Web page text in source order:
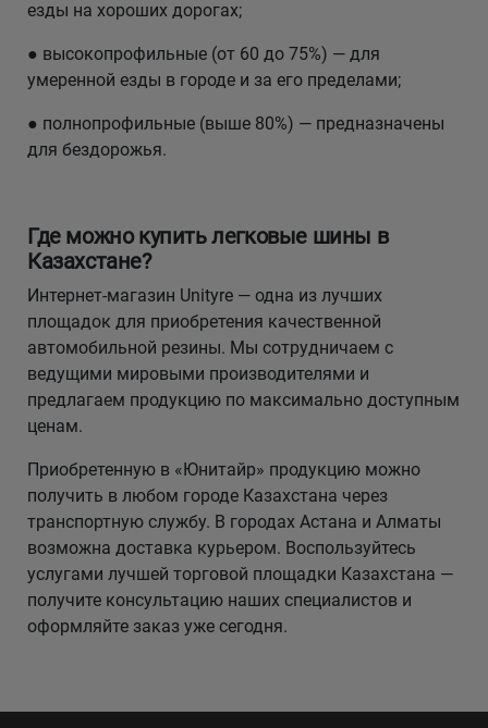
езды на хороших дорогах;
● высокопрофильные (от 60 до 75%) — для
умеренной езды в городе и за его пределами;
● полнопрофильные (выше 80%) — предназначены
для бездорожья.
Где можно купить легковые шины в
Казахстане?
Интернет-магазин Unityre — одна из лучших
площадок для приобретения качественной
автомобильной резины. Мы сотрудничаем с
ведущими мировыми производителями и
предлагаем продукцию по максимально доступным
ценам.
Приобретенную в «Юнитайр» продукцию можно
получить в любом городе Казахстана через
транспортную службу. В городах Астана и Алматы
возможна доставка курьером. Воспользуйтесь
услугами лучшей торговой площадки Казахстана —
получите консультацию наших специалистов и
оформляйте заказ уже сегодня.